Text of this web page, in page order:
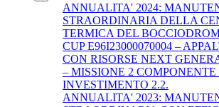
ANNUALITA' 2024:
STRAORDINARIA DELLA
TERMICA DEL
CUP E96I23000070004 –
CON RISORSE NEXT
– MISSIONE 2 COMPONENTE
INVESTIMENTO 2.2.
ANNUALITA' 2023: